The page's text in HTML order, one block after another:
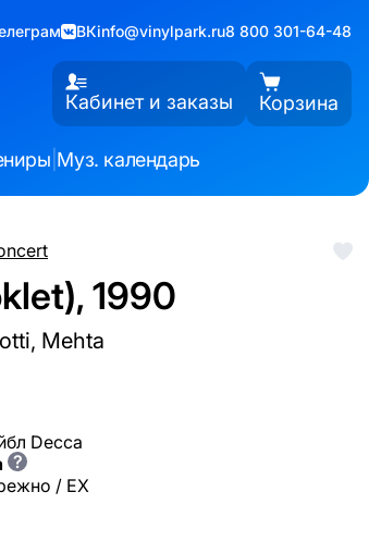
ВКinfo@vinylpark.ru8 800 301-64-48
Кабинет и заказы Корзина
Муз. календарь
1990
Mehta
Decca
?
/ EX